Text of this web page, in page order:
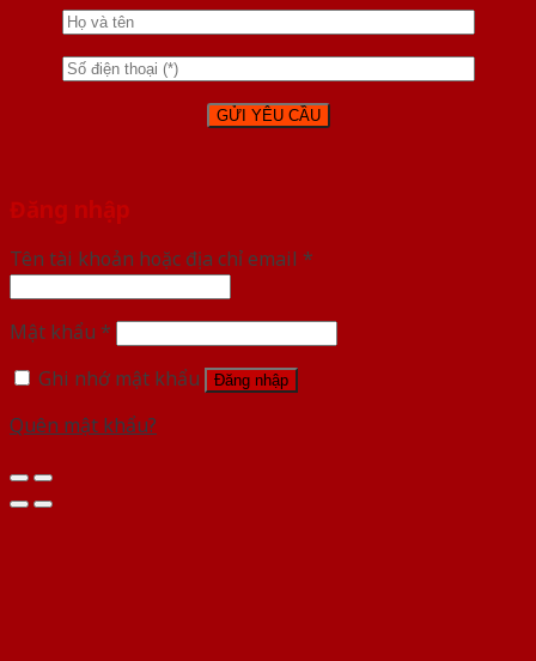
Đăng nhập
Tên tài khoản hoặc địa chỉ email *
Mật khẩu *
Ghi nhớ mật khẩu
Đăng nhập
Quên mật khẩu?